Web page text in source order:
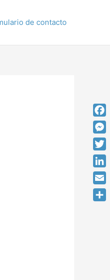
de contacto